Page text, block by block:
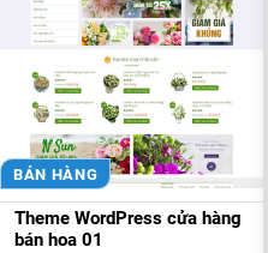
BÁN HÀNG
Theme WordPress cửa hàng
bán hoa 01